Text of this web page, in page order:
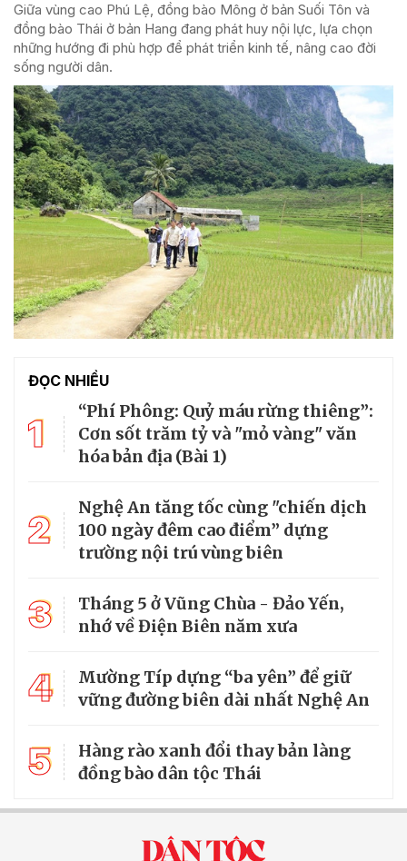
Giữa vùng cao Phú Lệ, đồng bào Mông ở bản Suối Tôn và
đồng bào Thái ở bản Hang đang phát huy nội lực, lựa chọn
những hướng đi phù hợp để phát triển kinh tế, nâng cao đời
sống người dân.
ĐỌC NHIỀU
1
“Phí Phông: Quỷ máu rừng thiêng”:
Cơn sốt trăm tỷ và "mỏ vàng" văn
hóa bản địa (Bài 1)
2
Nghệ An tăng tốc cùng "chiến dịch
100 ngày đêm cao điểm” dựng
trường nội trú vùng biên
3
Tháng 5 ở Vũng Chùa - Đảo Yến,
nhớ về Điện Biên năm xưa
4
Mường Típ dựng “ba yên” để giữ
vững đường biên dài nhất Nghệ An
5
Hàng rào xanh đổi thay bản làng
đồng bào dân tộc Thái